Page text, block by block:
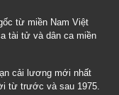
từ miền Nam Việt
tài tử và dân ca miền
cải lương mới nhất
từ trước và sau 1975.